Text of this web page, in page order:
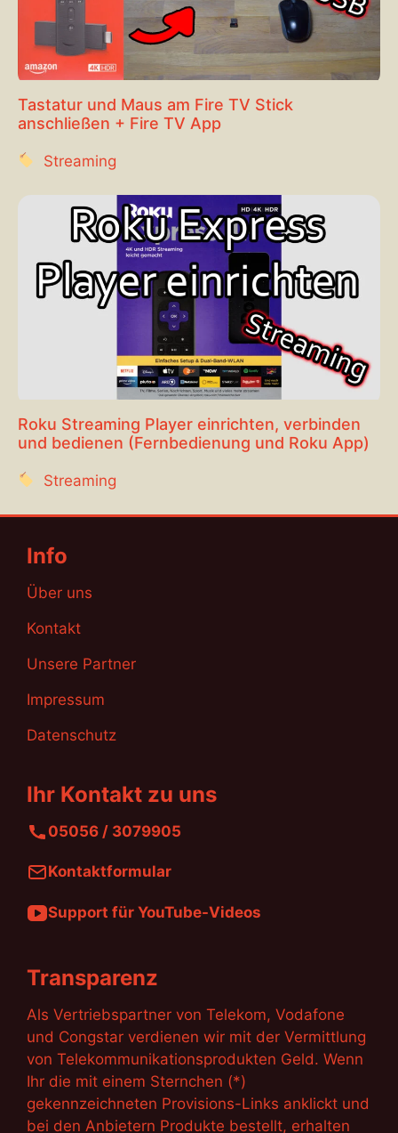
Tastatur und Maus am Fire TV Stick
anschließen + Fire TV App
Streaming
Roku Streaming Player einrichten, verbinden
und bedienen (Fernbedienung und Roku App)
Streaming
Info
Über uns
Kontakt
Unsere Partner
Impressum
Datenschutz
Ihr Kontakt zu uns
05056 / 3079905
Kontaktformular
Support für YouTube-Videos
Transparenz
Als Vertriebspartner von Telekom, Vodafone
und Congstar verdienen wir mit der Vermittlung
von Telekommunikationsprodukten Geld. Wenn
Ihr die mit einem Sternchen (*)
gekennzeichneten Provisions-Links anklickt und
bei den Anbietern Produkte bestellt, erhalten